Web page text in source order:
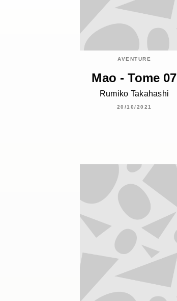
AVENTURE
Mao - Tome 07
Rumiko Takahashi
20/10/2021